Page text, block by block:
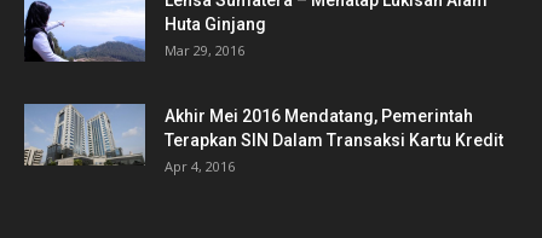
Huta Ginjang
Mar 29, 2016
Akhir Mei 2016 Mendatang, Pemerintah
Terapkan SIN Dalam Transaksi Kartu Kredit
Apr 4, 2016